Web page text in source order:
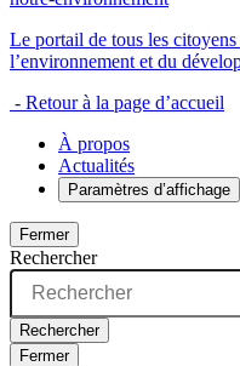
Le portail de tous les
l’environnement et du
- Retour à la page d’accueil
À propos
Actualités
Paramètres d’affichage
Fermer
Rechercher
Rechercher
Fermer